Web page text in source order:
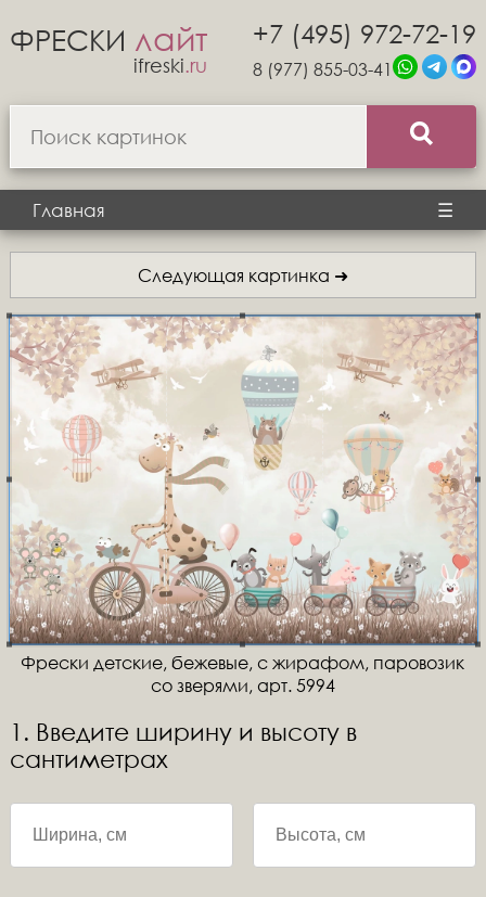
ФРЕСКИ лайт
ifreski.ru
+7 (495) 972-72-19
8 (977) 855-03-41
Главная ☰
Следующая картинка ➜
Фрески детские, бежевые, с жирафом, паровозик
со зверями, арт. 5994
1. Введите ширину и высоту в
сантиметрах